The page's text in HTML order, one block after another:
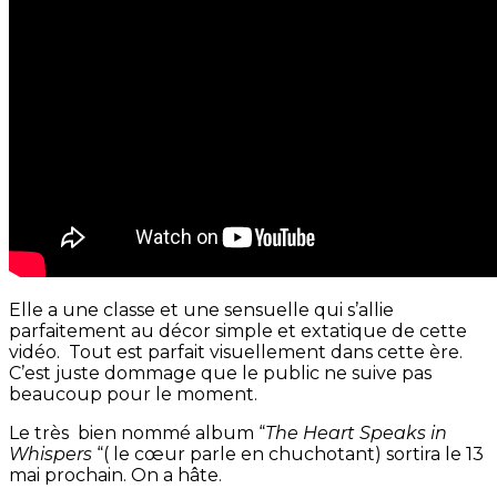
Elle a une classe et une sensuelle qui s’allie
parfaitement au décor simple et extatique de cette
vidéo. Tout est parfait visuellement dans cette ère.
C’est juste dommage que le public ne suive pas
beaucoup pour le moment.
Le très bien nommé album “The Heart Speaks in
Whispers “( le cœur parle en chuchotant) sortira le 13
mai prochain. On a hâte.